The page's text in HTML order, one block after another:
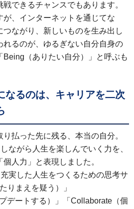
できるチャンスでもあります。
、インターネットを通じてな
つながり、新しいものを生み出し
れるのが、ゆるぎない自分自身の
（ありたい自分）」と呼ぶも
なるのは、キャリアを二次
払った先に残る、本当の自分。
ながら人生を楽しんでいく力を、
人力」と表現しました。
実した人生をつくるための思考サ
りまえを疑う）」
デートする）」「Collaborate（個